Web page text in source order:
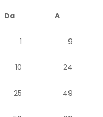
Da A
1 9
10 24
25 49